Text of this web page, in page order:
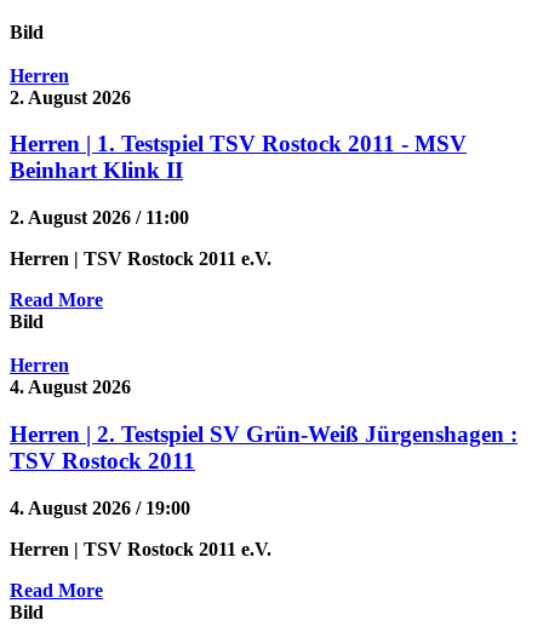
Bild
Herren
2. August 2026
Herren | 1. Testspiel TSV Rostock 2011 - MSV
Beinhart Klink II
2. August 2026 / 11:00
Herren | TSV Rostock 2011 e.V.
Read More
Bild
Herren
4. August 2026
Herren | 2. Testspiel SV Grün-Weiß Jürgenshagen :
TSV Rostock 2011
4. August 2026 / 19:00
Herren | TSV Rostock 2011 e.V.
Read More
Bild